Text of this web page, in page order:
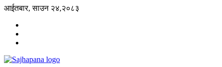
आईतबार, साउन २४,२०८३